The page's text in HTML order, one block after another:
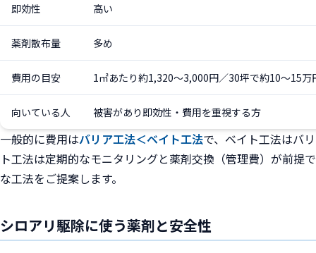
即効性 高い
薬剤散布量 多め
費用の目安 1㎡あたり約1,320〜3,000円／30坪で約10〜15万
向いている人 被害があり即効性・費用を重視する方
一般的に費用はバリア工法＜ベイト工法で、ベイト工法はバ
ト工法は定期的なモニタリングと薬剤交換（管理費）が前提
な工法をご提案します。
シロアリ駆除に使う薬剤と安全性